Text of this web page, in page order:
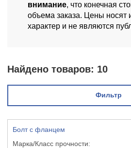
внимание, что конечная
объема заказа. Цены
характер и не являются
Найдено товаров: 10
Фильтр
Болт с фланцем